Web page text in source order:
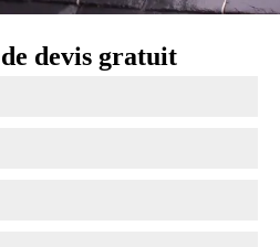
devis gratuit